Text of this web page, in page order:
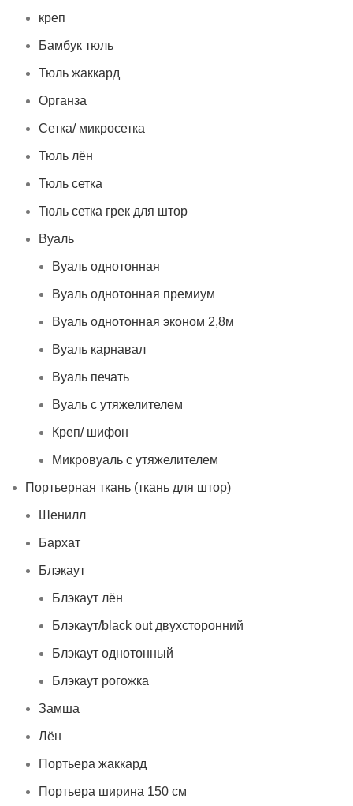
креп
Бамбук тюль
Тюль жаккард
Органза
Сетка/ микросетка
Тюль лён
Тюль сетка
Тюль сетка грек для штор
Вуаль
Вуаль однотонная
Вуаль однотонная премиум
Вуаль однотонная эконом 2,8м
Вуаль карнавал
Вуаль печать
Вуаль с утяжелителем
Креп/ шифон
Микровуаль с утяжелителем
Портьерная ткань (ткань для штор)
Шенилл
Бархат
Блэкаут
Блэкаут лён
Блэкаут/black out двухсторонний
Блэкаут однотонный
Блэкаут рогожка
Замша
Лён
Портьера жаккард
Портьера ширина 150 см